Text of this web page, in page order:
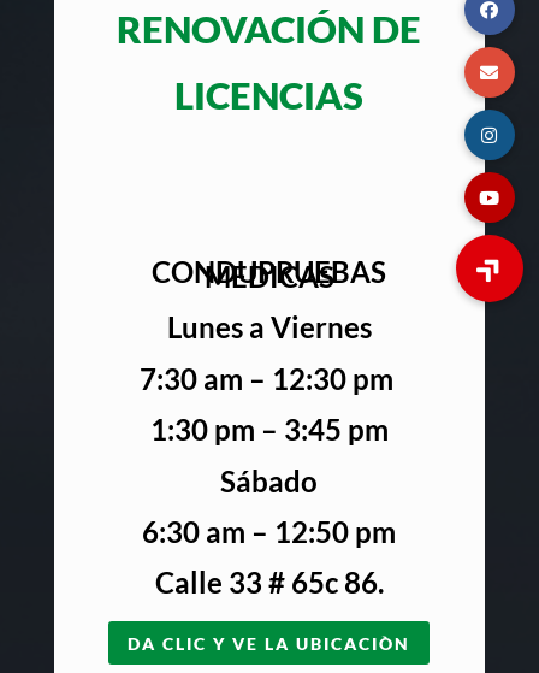
RENOVACIÓN DE
LICENCIAS
CONDUPRUEBAS
MEDICAS
Lunes a Viernes
7:30 am – 12:30 pm
1:30 pm – 3:45 pm
Sábado
6:30 am – 12:50 pm
Calle 33 # 65c 86.
DA CLIC Y VE LA UBICACIÒN